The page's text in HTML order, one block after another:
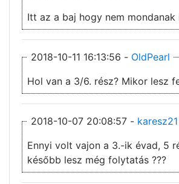
Itt az a baj hogy nem mondanak
2018-10-11 16:13:56 - OldPearl
Hol van a 3/6. rész? Mikor lesz
2018-10-07 20:08:57 - karesz21
Ennyi volt vajon a 3.-ik évad, 5
később lesz még folytatás ???